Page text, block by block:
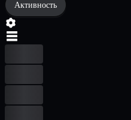
Активность